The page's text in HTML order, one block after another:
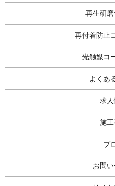
再生研
再付着防止
光触媒コ
よくあ
求
施
ブ
お問